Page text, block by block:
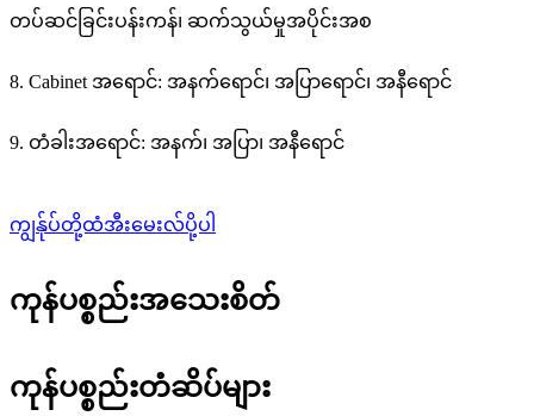
တပ်ဆင်ခြင်းပန်းကန်၊ ဆက်သွယ်မှုအပိုင်းအစ
8. Cabinet အရောင်: အနက်ရောင်၊ အပြာရောင်၊ အနီရောင်
9. တံခါးအရောင်: အနက်၊ အပြာ၊ အနီရောင်
ကျွန်ုပ်တို့ထံအီးမေးလ်ပို့ပါ
ကုန်ပစ္စည်းအသေးစိတ်
ကုန်ပစ္စည်းတံဆိပ်များ